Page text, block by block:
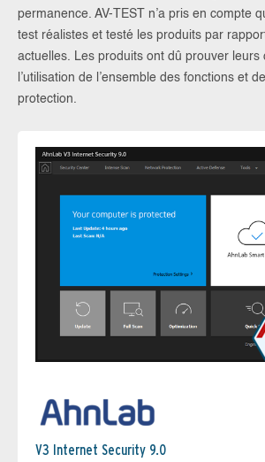
permanence. AV-TEST n’a pris en compte
test réalistes et testé les produits par
actuelles. Les produits ont dû prouver leurs
l’utilisation de l’ensemble des fonctions et
protection.
V3 Internet Security 9.0